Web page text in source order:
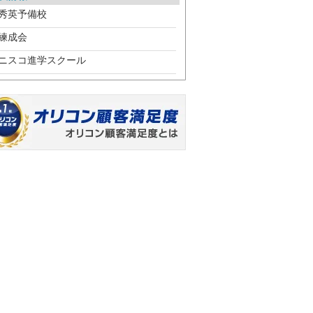
英予備校
成会
スコ進学スクール